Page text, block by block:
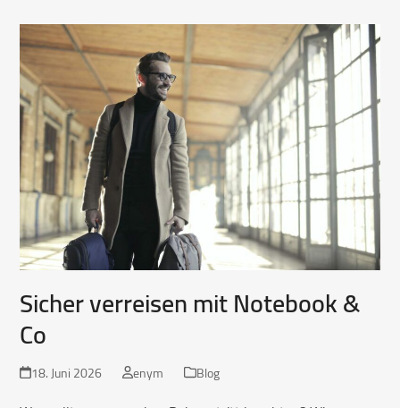
Sicher verreisen mit Notebook &
Co
18. Juni 2026 enym Blog